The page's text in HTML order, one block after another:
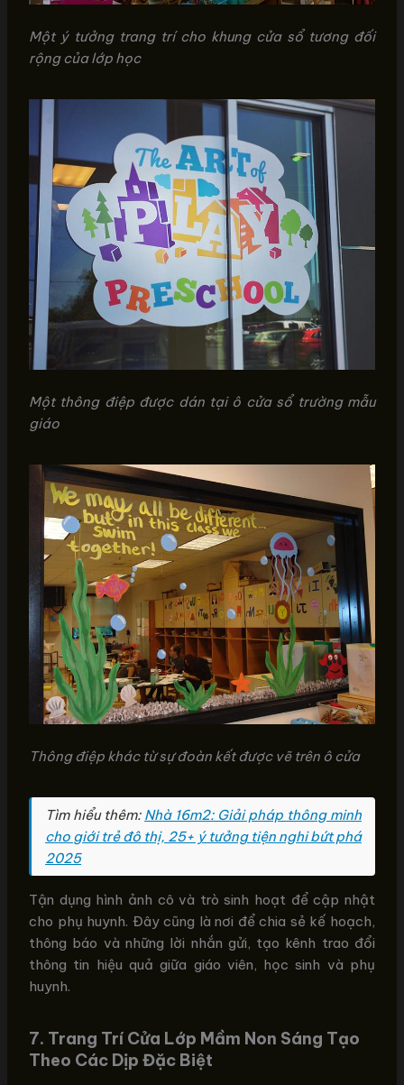
Một ý tưởng trang trí cho khung cửa sổ tương đối
rộng của lớp học
Một thông điệp được dán tại ô cửa sổ trường mẫu
giáo
Thông điệp khác từ sự đoàn kết được vẽ trên ô cửa
Tìm hiểu thêm: Nhà 16m2: Giải pháp thông minh
cho giới trẻ đô thị, 25+ ý tưởng tiện nghi bứt phá
2025
Tận dụng hình ảnh cô và trò sinh hoạt để cập nhật
cho phụ huynh. Đây cũng là nơi để chia sẻ kế hoạch,
thông báo và những lời nhắn gửi, tạo kênh trao đổi
thông tin hiệu quả giữa giáo viên, học sinh và phụ
huynh.
7. Trang Trí Cửa Lớp Mầm Non Sáng Tạo
Theo Các Dịp Đặc Biệt